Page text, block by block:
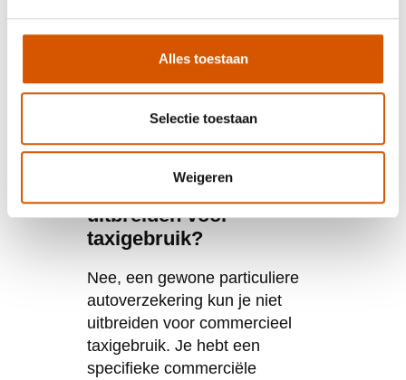
Alles toestaan
Selectie toestaan
Weigeren
Veelgestelde
vragen
Kan ik mijn huidige
autoverzekering
uitbreiden voor
taxigebruik?
Nee, een gewone particuliere
autoverzekering kun je niet
uitbreiden voor commercieel
taxigebruik. Je hebt een
specifieke commerciële